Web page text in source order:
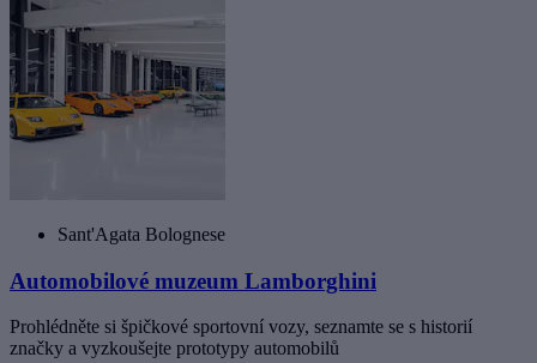
Sant'Agata Bolognese
Automobilové muzeum Lamborghini
Prohlédněte si špičkové sportovní vozy, seznamte se s historií
značky a vyzkoušejte prototypy automobilů